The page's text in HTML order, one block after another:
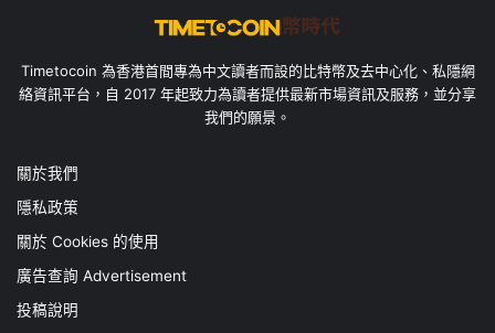
Timetocoin 為香港首間專為中文讀者而設的比特幣及去中心化、私隱網
絡資訊平台，自 2017 年起致力為讀者提供最新市場資訊及服務，並分享
我們的願景。
關於我們
隱私政策
關於 Cookies 的使用
廣告查詢 Advertisement
投稿說明